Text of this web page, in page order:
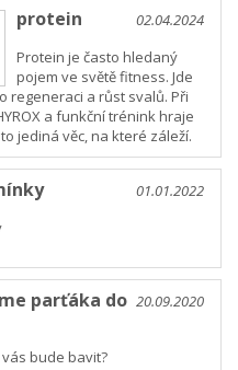
02.04.2024
protein
Protein je často hledaný
pojem ve světě fitness. Jde
regeneraci a růst svalů. Při
a funkční trénink hraje
jediná věc, na které záleží.
01.01.2022
20.09.2020
parťáka do
bude bavit?